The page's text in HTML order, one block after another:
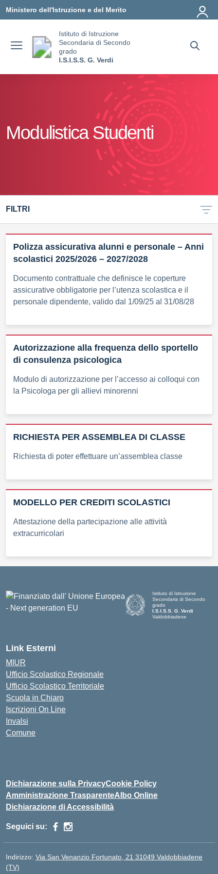
Ministero dell'Istruzione e del Merito
Istituto di Istruzione
Secondaria di Secondo
grado
I.S.I.S.S. G. Verdi
Modulistica Studenti
FILTRI
Polizza assicurativa alunni e personale – Anni
scolastici 2025/2026 – 2027/2028
Documento contrattuale che definisce le coperture
assicurative obbligatorie per l’utenza scolastica e il
personale dipendente, valido dal 1/09/25 al 31/08/28
Autorizzazione alla frequenza dello sportello
di consulenza psicologica
Modulo di autorizzazione per l’accesso ai colloqui con
la Psicologa per gli allievi minorenni
RICHIESTA PER ASSEMBLEA DI CLASSE
Richiesta di poter effettuare un’assemblea classe
MODELLO PER CREDITI SCOLASTICI
Attestazione della partecipazione alle attività
extracurricolari
Istituto di Istruzione
Secondaria di Secondo
grado
I.S.I.S.S. G. Verdi
Valdobbiadene
Link Esterni
MIUR
Ufficio Scolastico Regionale
Ufficio Scolastico Territoriale
Scuola in Chiaro
Iscrizioni On Line
Invalsi
Comune
Dichiarazione sulla PrivacyCookie Policy
Amministrazione TrasparenteAlbo Online
Dichiarazione di Accessibilità
Seguici su:
Indirizzo: Via San Venanzio Fortunato, 21 31049 Valdobbiadene
(TV)